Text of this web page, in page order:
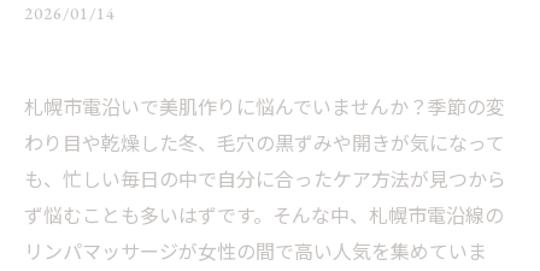
2026/01/14
札幌市電沿いで美肌作りに悩んでいませんか？季節の変
わり目や乾燥した冬、毛穴の黒ずみや開きが気になって
も、忙しい毎日の中で自分に合ったケア方法が見つから
ず悩むことも多いはずです。そんな中、札幌市電沿線の
リンパマッサージが女性の間で高い人気を集めていま